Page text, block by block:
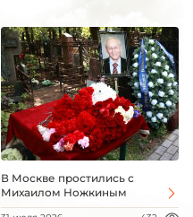
В Москве простились с
Михаилом Ножкиным